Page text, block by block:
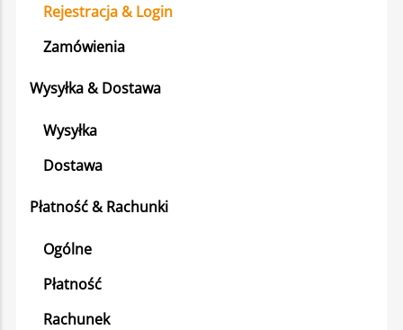
Rejestracja & Login
Zamówienia
Wysyłka & Dostawa
Wysyłka
Dostawa
Płatność & Rachunki
Ogólne
Płatność
Rachunek